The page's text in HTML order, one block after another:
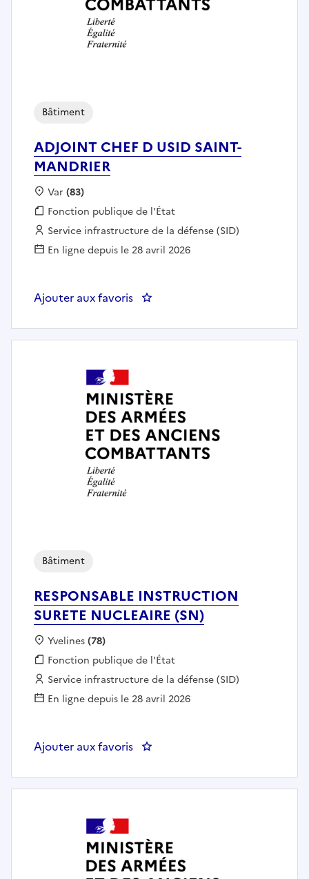
ADJOINT CHEF D USID SAINT-
MANDRIER
Bâtiment
Localisation :
Var (83)
Fonction publique :
Fonction publique de l'État
Employeur :
Service infrastructure de la défense (SID)
En ligne depuis le 28 avril 2026
Ajouter aux favoris : ADJOINT CHEF D USID SAINT-
RESPONSABLE INSTRUCTION
SURETE NUCLEAIRE (SN)
Bâtiment
Localisation :
Yvelines(78)
Fonction publique :
Fonction publique de l'État
Employeur :
Service infrastructure de la défense (SID)
En ligne depuis le 28 avril 2026
Ajouter aux favoris : RESPONSABLE INSTRUCTION